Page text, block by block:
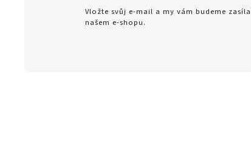
Vložte svůj e-mail a my vám budeme
našem e-shopu.